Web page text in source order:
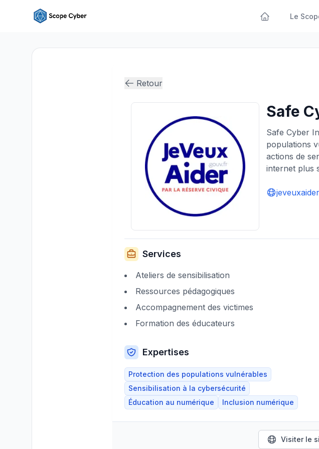
Le
Retour
Safe
Safe Cyber
populations
actions de
internet plus
Services
Ateliers de sensibilisation
Ressources pédagogiques
Accompagnement des victimes
Formation des éducateurs
Expertises
Protection des populations vulnérables
Sensibilisation à la cybersécurité
Éducation au numérique
Inclusion numérique
Visiter le